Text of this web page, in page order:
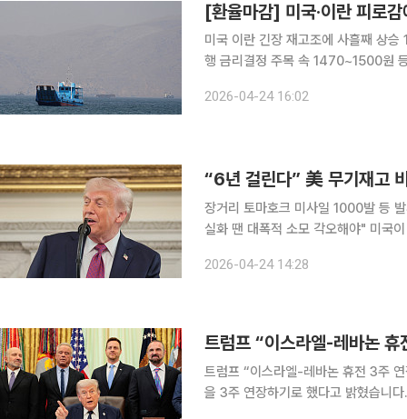
[환율마감] 미국·이란 피로
미국 이란 긴장 재고조에 사흘째 상
행 금리결정 주목 속 1470~1500원 등락할 듯 원·달러 환율이 사흘연속 상승했
도널드 트럼프 미 대통령은 호르무즈
2026-04-24 16:02
“6년 걸린다” 美 무기재고
장거리 토마호크 미사일 1000발 등
실화 땐 대폭적 소모 각오해야" 미국이 이란과의 전쟁에서 대규모 탄약을 소모하면서 향후 중국의
간) 월스트리트저널(WSJ)에 따르면
2026-04-24 14:28
트럼프 “이스라엘-레바논 휴전 3주
을 3주 연장하기로 했다고 밝혔습니